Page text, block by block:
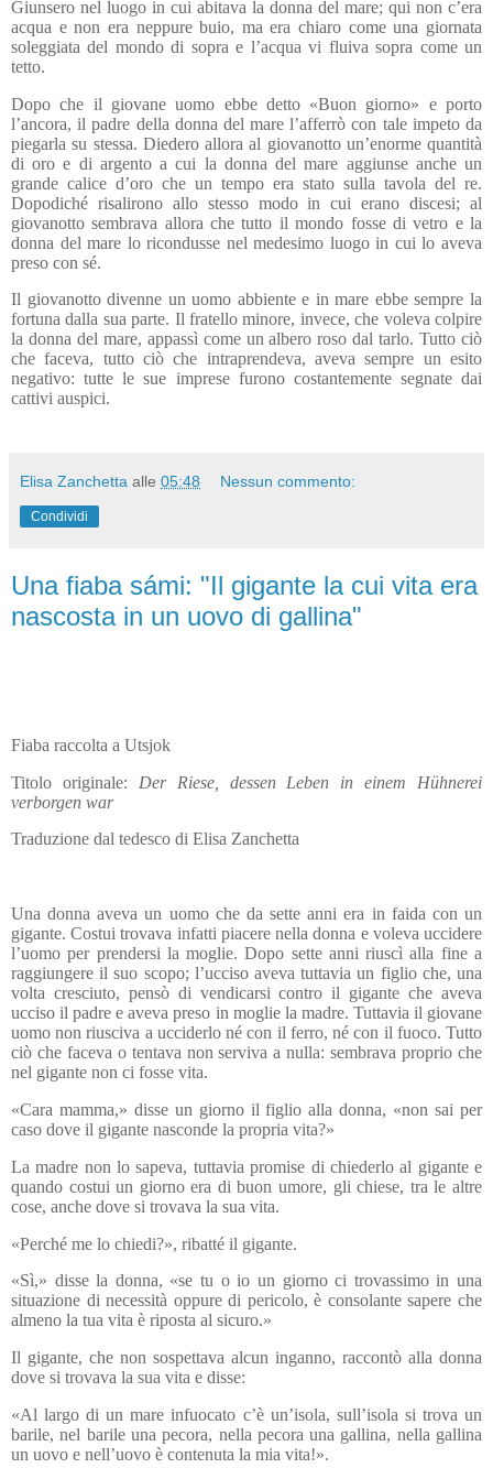
Giunsero nel luogo in cui abitava la donna del mare; qui non c’era
acqua e non era neppure buio, ma era chiaro come una giornata
soleggiata del mondo di sopra e l’acqua vi fluiva sopra come un
tetto.
Dopo che il giovane uomo ebbe detto «Buon giorno» e porto
l’ancora, il padre della donna del mare l’afferrò con tale impeto da
piegarla su stessa. Diedero allora al giovanotto un’enorme quantità
di oro e di argento a cui la donna del mare aggiunse anche un
grande calice d’oro che un tempo era stato sulla tavola del re.
Dopodiché risalirono allo stesso modo in cui erano discesi; al
giovanotto sembrava allora che tutto il mondo fosse di vetro e la
donna del mare lo ricondusse nel medesimo luogo in cui lo aveva
preso con sé.
Il giovanotto divenne un uomo abbiente e in mare ebbe sempre la
fortuna dalla sua parte. Il fratello minore, invece, che voleva colpire
la donna del mare, appassì come un albero roso dal tarlo. Tutto ciò
che faceva, tutto ciò che intraprendeva, aveva sempre un esito
negativo: tutte le sue imprese furono costantemente segnate dai
cattivi auspici.
Elisa Zanchetta alle 05:48 Nessun commento:
Condividi
Una fiaba sámi: "Il gigante la cui vita era
nascosta in un uovo di gallina"
Fiaba raccolta a Utsjok
Titolo originale: Der Riese, dessen Leben in einem Hühnerei
verborgen war
Traduzione dal tedesco di Elisa Zanchetta
Una donna aveva un uomo che da sette anni era in faida con un
gigante. Costui trovava infatti piacere nella donna e voleva uccidere
l’uomo per prendersi la moglie. Dopo sette anni riuscì alla fine a
raggiungere il suo scopo; l’ucciso aveva tuttavia un figlio che, una
volta cresciuto, pensò di vendicarsi contro il gigante che aveva
ucciso il padre e aveva preso in moglie la madre. Tuttavia il giovane
uomo non riusciva a ucciderlo né con il ferro, né con il fuoco. Tutto
ciò che faceva o tentava non serviva a nulla: sembrava proprio che
nel gigante non ci fosse vita.
«Cara mamma,» disse un giorno il figlio alla donna, «non sai per
caso dove il gigante nasconde la propria vita?»
La madre non lo sapeva, tuttavia promise di chiederlo al gigante e
quando costui un giorno era di buon umore, gli chiese, tra le altre
cose, anche dove si trovava la sua vita.
«Perché me lo chiedi?», ribatté il gigante.
«Sì,» disse la donna, «se tu o io un giorno ci trovassimo in una
situazione di necessità oppure di pericolo, è consolante sapere che
almeno la tua vita è riposta al sicuro.»
Il gigante, che non sospettava alcun inganno, raccontò alla donna
dove si trovava la sua vita e disse:
«Al largo di un mare infuocato c’è un’isola, sull’isola si trova un
barile, nel barile una pecora, nella pecora una gallina, nella gallina
un uovo e nell’uovo è contenuta la mia vita!».